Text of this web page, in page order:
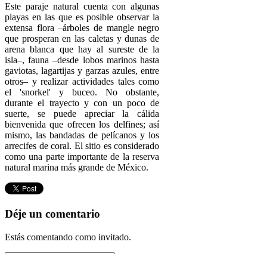
Este paraje natural cuenta con algunas
playas en las que es posible observar la
extensa flora –árboles de mangle negro
que prosperan en las caletas y dunas de
arena blanca que hay al sureste de la
isla–, fauna –desde lobos marinos hasta
gaviotas, lagartijas y garzas azules, entre
otros– y realizar actividades tales como
el 'snorkel' y buceo. No obstante,
durante el trayecto y con un poco de
suerte, se puede apreciar la cálida
bienvenida que ofrecen los delfines; así
mismo, las bandadas de pelícanos y los
arrecifes de coral. El sitio es considerado
como una parte importante de la reserva
natural marina más grande de México.
Déje un comentario
Estás comentando como invitado.